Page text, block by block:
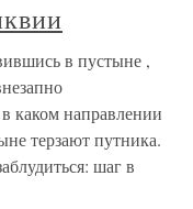
в пустыне ,
каком направлении
терзают путника.
шаг в